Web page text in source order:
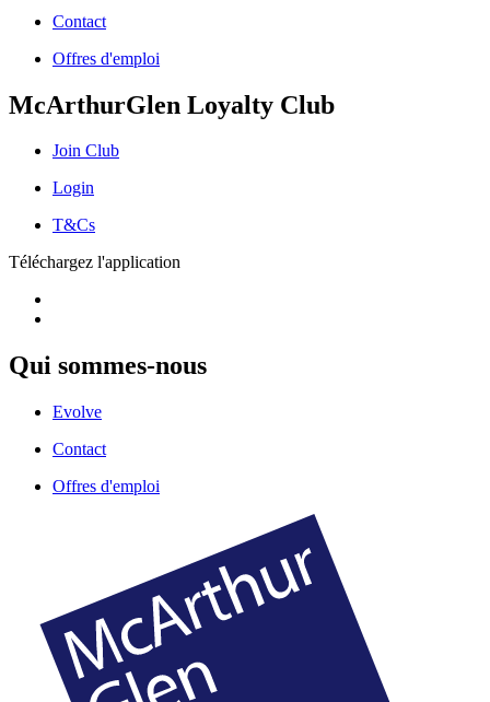
Contact
Offres d'emploi
McArthurGlen Loyalty Club
Join Club
Login
T&Cs
Téléchargez l'application
Qui sommes-nous
Evolve
Contact
Offres d'emploi